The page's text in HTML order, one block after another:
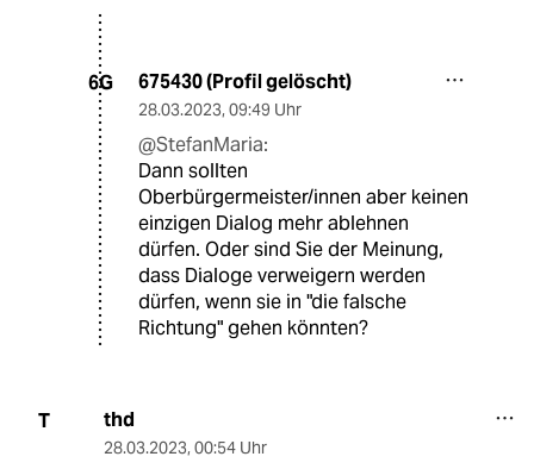
6G 675430 (Profil gelöscht)
28.03.2023, 09:49 Uhr
@StefanMaria:
Dann sollten
Oberbürgermeister/innen aber keinen
einzigen Dialog mehr ablehnen
dürfen. Oder sind Sie der Meinung,
dass Dialoge verweigern werden
dürfen, wenn sie in "die falsche
Richtung" gehen könnten?
T thd
28.03.2023, 00:54 Uhr